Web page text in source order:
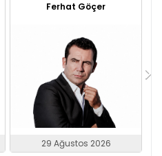
Ferhat Göçer
29 Ağustos 2026